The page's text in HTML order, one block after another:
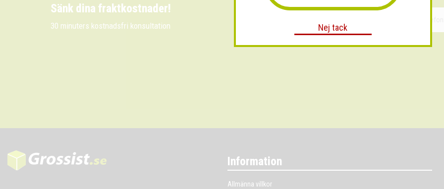
Sänk dina fraktkostnader!
30 minuters kostnadsfri konsultation
Information
Allmänna villkor
Nej tack